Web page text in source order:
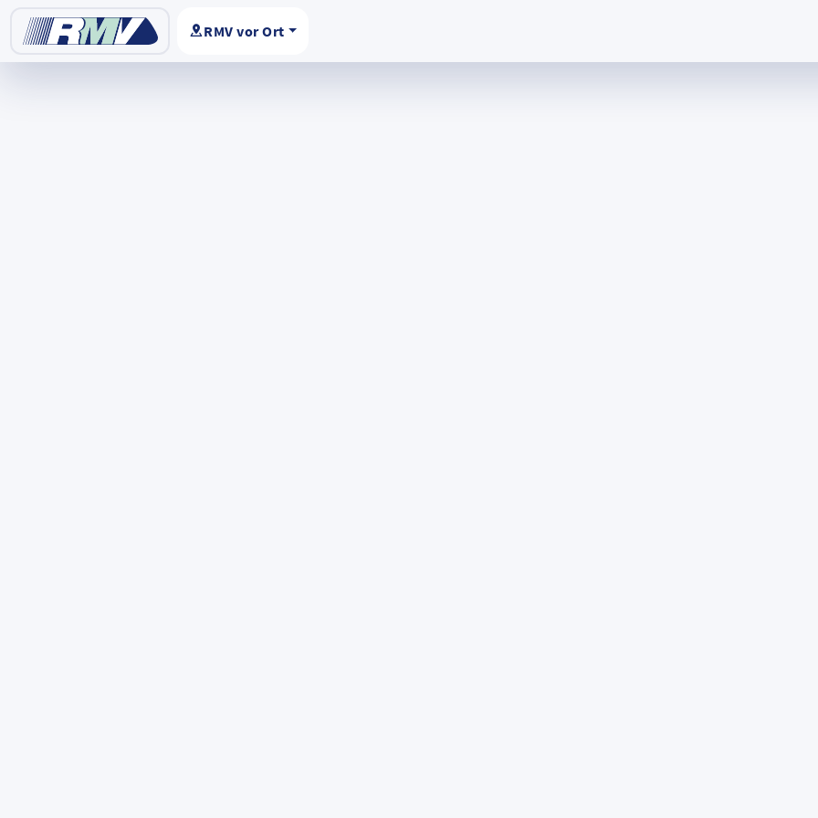
RMV vor Ort